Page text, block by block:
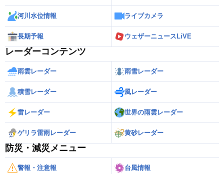
河川水位情報 ライブカメラ
長期予報 ウェザーニュースLiVE
レーダーコンテンツ
雨雲レーダー 雨雪レーダー
積雪レーダー 風レーダー
雷レーダー 世界の雨雲レーダー
ゲリラ雷雨レーダー 黄砂レーダー
防災・減災メニュー
警報・注意報 台風情報